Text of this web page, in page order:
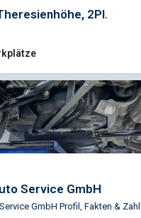
2Pl.
Service GmbH